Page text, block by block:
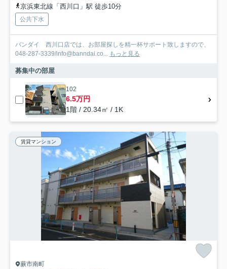
京浜東北線「西川口」駅 徒歩10分
公共下水
バンダイ 西川口店では、お部屋探しを精一杯サポート致しますので、
048-287-3339/info@banndai.co... もっと見る
募集中の部屋
102
6.5万円
1階 / 20.34㎡ / 1K
賃貸マンション
蕨市南町